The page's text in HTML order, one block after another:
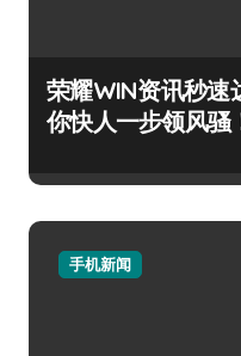
荣耀WIN资讯秒速
你快人一步领风骚
手机新闻